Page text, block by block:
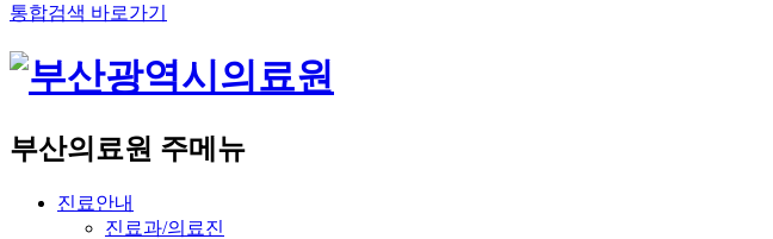
통합검색 바로가기
부산의료원 주메뉴
진료안내
진료과/의료진